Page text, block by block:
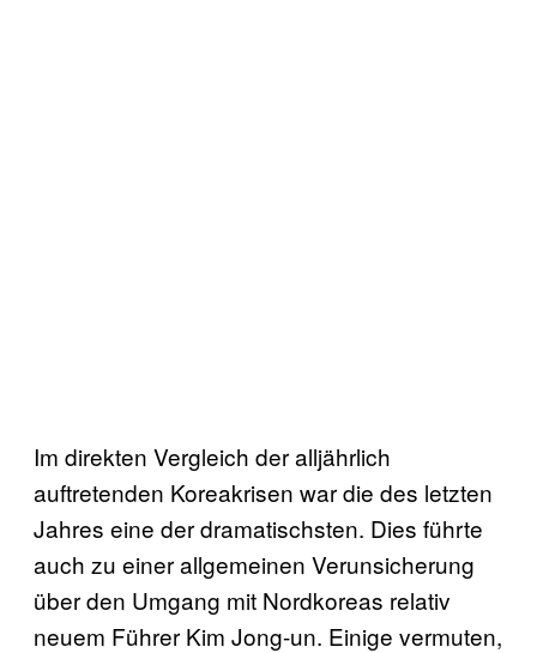
Im direkten Vergleich der alljährlich
auftretenden Koreakrisen war die des letzten
Jahres eine der dramatischsten. Dies führte
auch zu einer allgemeinen Verunsicherung
über den Umgang mit Nordkoreas relativ
neuem Führer Kim Jong-un. Einige vermuten,